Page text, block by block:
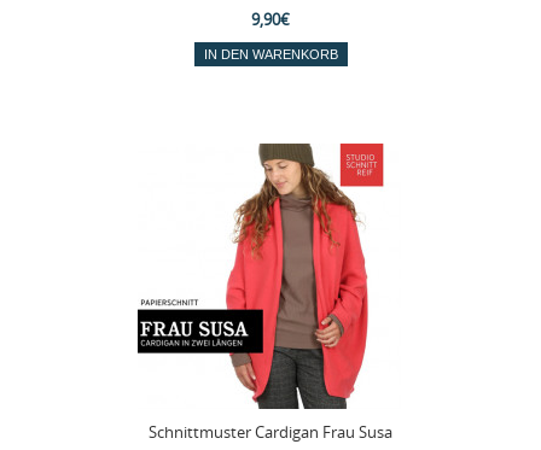
9,90€
Schnittmuster Cardigan Frau Susa